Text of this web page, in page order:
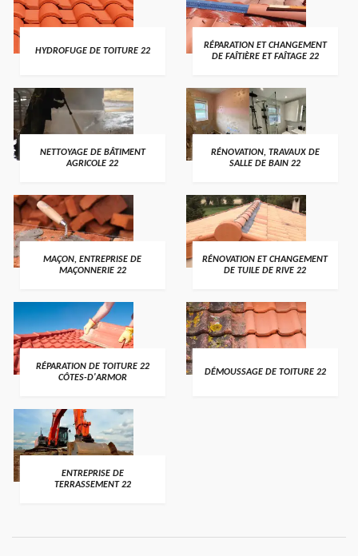
HYDROFUGE DE TOITURE 22
RÉPARATION ET CHANGEMENT
DE FAÎTIÈRE ET FAÎTAGE 22
NETTOYAGE DE BÂTIMENT
AGRICOLE 22
RÉNOVATION, TRAVAUX DE
SALLE DE BAIN 22
MAÇON, ENTREPRISE DE
MAÇONNERIE 22
RÉNOVATION ET CHANGEMENT
DE TUILE DE RIVE 22
RÉPARATION DE TOITURE 22
CÔTES-D'ARMOR
DÉMOUSSAGE DE TOITURE 22
ENTREPRISE DE
TERRASSEMENT 22